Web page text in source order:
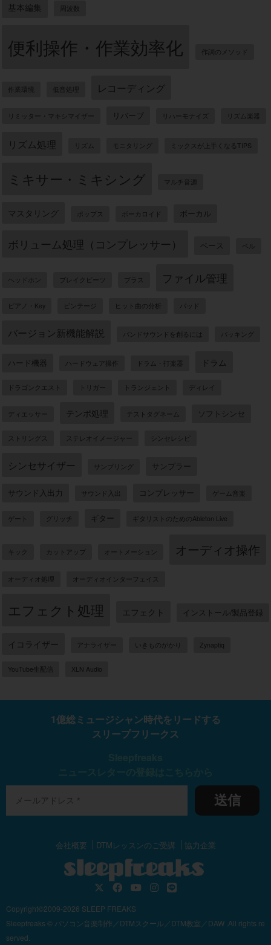
基本編集 周波数
便利操作・作業効率化 作詞のメソッド
作業環境 低音処理 レコーディング
リミッター・マキシマイザー リバーブ リハーモナイズ リズム楽器
リズム処理 リズム モニタリング ミックスが上手くなるTIPS
ミキサー・ミキシング マルチ音源
マスタリング ポップス ボーカロイド ボーカル
ボリューム処理（コンプレッサー） ベース ベル
ヘッドホン ブレイクビーツ ブラス ファイル管理
ピアノ・Key ビンテージ ヒット曲の分析 パッド
バージョン新機能解説 バンドサウンドを創るには バッキング
ハード機器 ハードウェア操作 ドラム・打楽器 ドラム
ドラゴンクエスト トリガー トランジェント ディレイ
ディエッサー テンポ処理 テストタグネーム ソフトシンセ
ストリングス ステレオイメージャー シンセレシピ
シンセサイザー サンプリング サンプラー
サウンド入出力 サウンド入出 コンプレッサー ゲーム音楽
ゲート グリッチ ギター ギタリストのためのAbleton Live
キック カットアップ オートメーション オーディオ操作
オーディオ処理 オーディオインターフェイス
エフェクト処理 エフェクト インストール/製品登録
イコライザー アナライザー いきものがかり Zynaptiq
YouTube生配信 XLN Audio
1億総ミュージシャン時代をリードする
スリープフリークス
送信
会社概要 DTMレッスンのご受講 協力企業
Copyright©2009-2026 SLEEP FREAKS
Sleepfreaks © パソコン音楽制作／DTMスクール／DTM教室／DAW .All rights re
served.